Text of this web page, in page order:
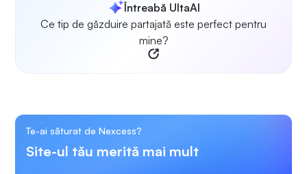
Întreabă UltaAI
Ce tip de găzduire partajată este perfect pentru
mine?
Te-ai săturat de Nexcess?
Site-ul tău merită mai mult